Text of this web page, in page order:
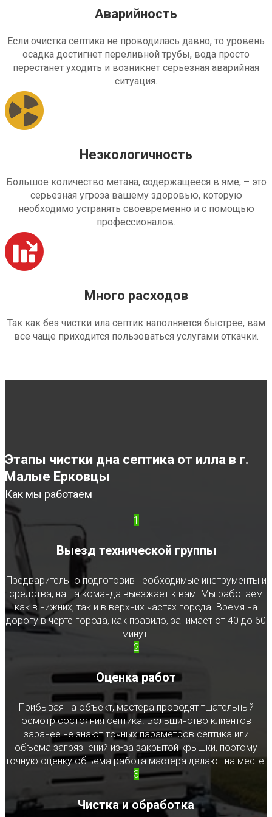
Аварийность
Если очистка септика не проводилась давно, то уровень
осадка достигнет переливной трубы, вода просто
перестанет уходить и возникнет серьезная аварийная
ситуация.
Неэкологичность
Большое количество метана, содержащееся в яме, – это
серьезная угроза вашему здоровью, которую
необходимо устранять своевременно и с помощью
профессионалов.
Много расходов
Так как без чистки ила септик наполняется быстрее, вам
все чаще приходится пользоваться услугами откачки.
Этапы чистки дна септика от илла в г.
Малые Ерковцы
Как мы работаем
1
Выезд технической группы
Предварительно подготовив необходимые инструменты и
средства, наша команда выезжает к вам. Мы работаем
как в нижних, так и в верхних частях города. Время на
дорогу в черте города, как правило, занимает от 40 до 60
минут.
2
Оценка работ
Прибывая на объект, мастера проводят тщательный
осмотр состояния септика. Большинство клиентов
заранее не знают точных параметров септика или
объема загрязнений из-за закрытой крышки, поэтому
точную оценку объема работа мастера делают на месте.
3
Чистка и обработка